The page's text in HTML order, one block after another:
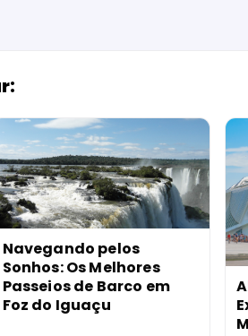
Navegando pelos
Sonhos: Os Melhores
Passeios de Barco em
Foz do Iguaçu